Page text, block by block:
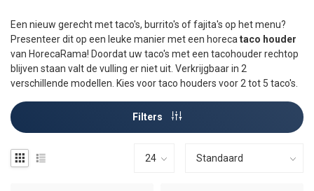
Een nieuw gerecht met taco's, burrito's of fajita's op het menu?
Presenteer dit op een leuke manier met een horeca taco houder
van HorecaRama! Doordat uw taco's met een tacohouder rechtop
blijven staan valt de vulling er niet uit. Verkrijgbaar in 2
verschillende modellen. Kies voor taco houders voor 2 tot 5 taco's.
Filters